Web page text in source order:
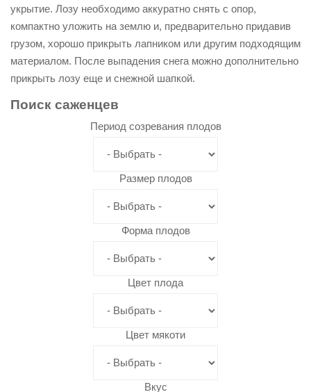
укрытие. Лозу необходимо аккуратно снять с опор,
компактно уложить на землю и, предварительно придавив
грузом, хорошо прикрыть лапником или другим подходящим
материалом. После выпадения снега можно дополнительно
прикрыть лозу еще и снежной шапкой.
Поиск саженцев
Период созревания плодов
Размер плодов
Форма плодов
Цвет плода
Цвет мякоти
Вкус